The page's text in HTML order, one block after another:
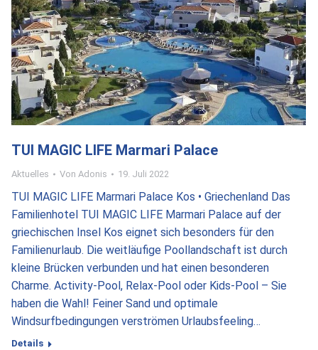
TUI MAGIC LIFE Marmari Palace
Aktuelles Von Adonis 19. Juli 2022
TUI MAGIC LIFE Marmari Palace Kos • Griechenland Das
Familienhotel TUI MAGIC LIFE Marmari Palace auf der
griechischen Insel Kos eignet sich besonders für den
Familienurlaub. Die weitläufige Poollandschaft ist durch
kleine Brücken verbunden und hat einen besonderen
Charme. Activity-Pool, Relax-Pool oder Kids-Pool – Sie
haben die Wahl! Feiner Sand und optimale
Windsurfbedingungen verströmen Urlaubsfeeling…
Details